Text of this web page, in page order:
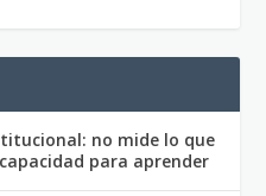
no mide lo que
para aprender